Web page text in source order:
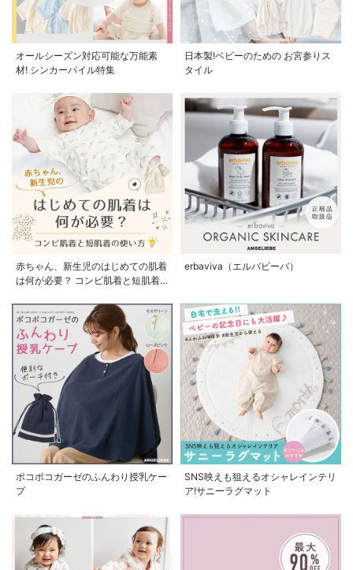
オールシーズン対応可能な万能素
材! シンカーパイル特集
日本製!ベビーのための お宮参りス
タイル
赤ちゃん、新生児のはじめての肌着
は何が必要？ コンビ肌着と短肌着
erbaviva（エルバビーバ）
ポコポコガーゼのふんわり授乳ケー
プ
SNS映えも狙えるオシャレインテリ
ア!サニーラグマット